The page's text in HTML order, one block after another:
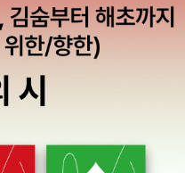
책,,ㅎㅎ류가 보면 엄마 갖고
들은,,너무너무 마음에 드는
생각이 굴뚝같았지만 참았다
즘 한달에 한번씩 짝궁을 바꾸
팅,,